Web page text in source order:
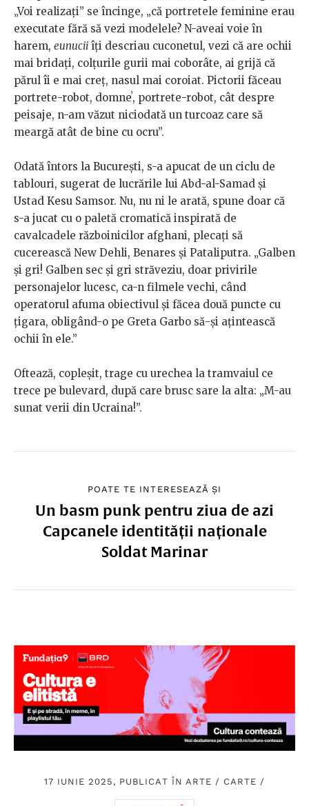
„Voi realizați” se încinge, „că portretele feminine erau
executate fără să vezi modelele? N-aveai voie în
harem, eunucii îți descriau cuconetul, vezi că are ochii
mai bridați, colțurile gurii mai coborâte, ai grijă că
părul îi e mai creț, nasul mai coroiat. Pictorii făceau
portrete-robot, domneʼ, portrete-robot, cât despre
peisaje, n-am văzut niciodată un turcoaz care să
meargă atât de bine cu ocru”.
Odată întors la București, s-a apucat de un ciclu de
tablouri, sugerat de lucrările lui Abd-al-Samad și
Ustad Kesu Samsor. Nu, nu ni le arată, spune doar că
s-a jucat cu o paletă cromatică inspirată de
cavalcadele războinicilor afghani, plecați să
cucerească New Dehli, Benares și Pataliputra. „Galben
și gri! Galben sec și gri străveziu, doar privirile
personajelor lucesc, ca-n filmele vechi, când
operatorul afuma obiectivul și făcea două puncte cu
țigara, obligând-o pe Greta Garbo să-și ațintească
ochii în ele.”
Oftează, copleșit, trage cu urechea la tramvaiul ce
trece pe bulevard, după care brusc sare la alta: „M-au
sunat verii din Ucraina!”.
POATE TE INTERESEAZĂ ȘI
Un basm punk pentru ziua de azi
Capcanele identității naționale
Soldat Marinar
17 IUNIE 2025, PUBLICAT ÎN ARTE / CARTE /